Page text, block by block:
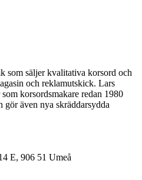
som säljer kvalitativa korsord och
och reklamutskick. Lars
korsordsmakare redan 1980
gör även nya skräddarsydda
E, 906 51 Umeå